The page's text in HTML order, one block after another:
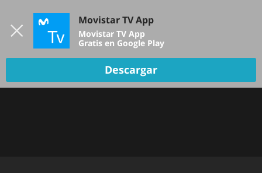
TV EN VIVO
Movistar TV App
Movistar TV App
Gratis en Google Play
Descargar